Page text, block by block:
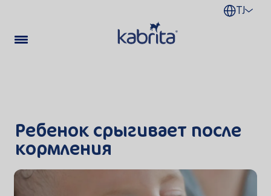
TJ
Ребенок срыгивает после
кормления